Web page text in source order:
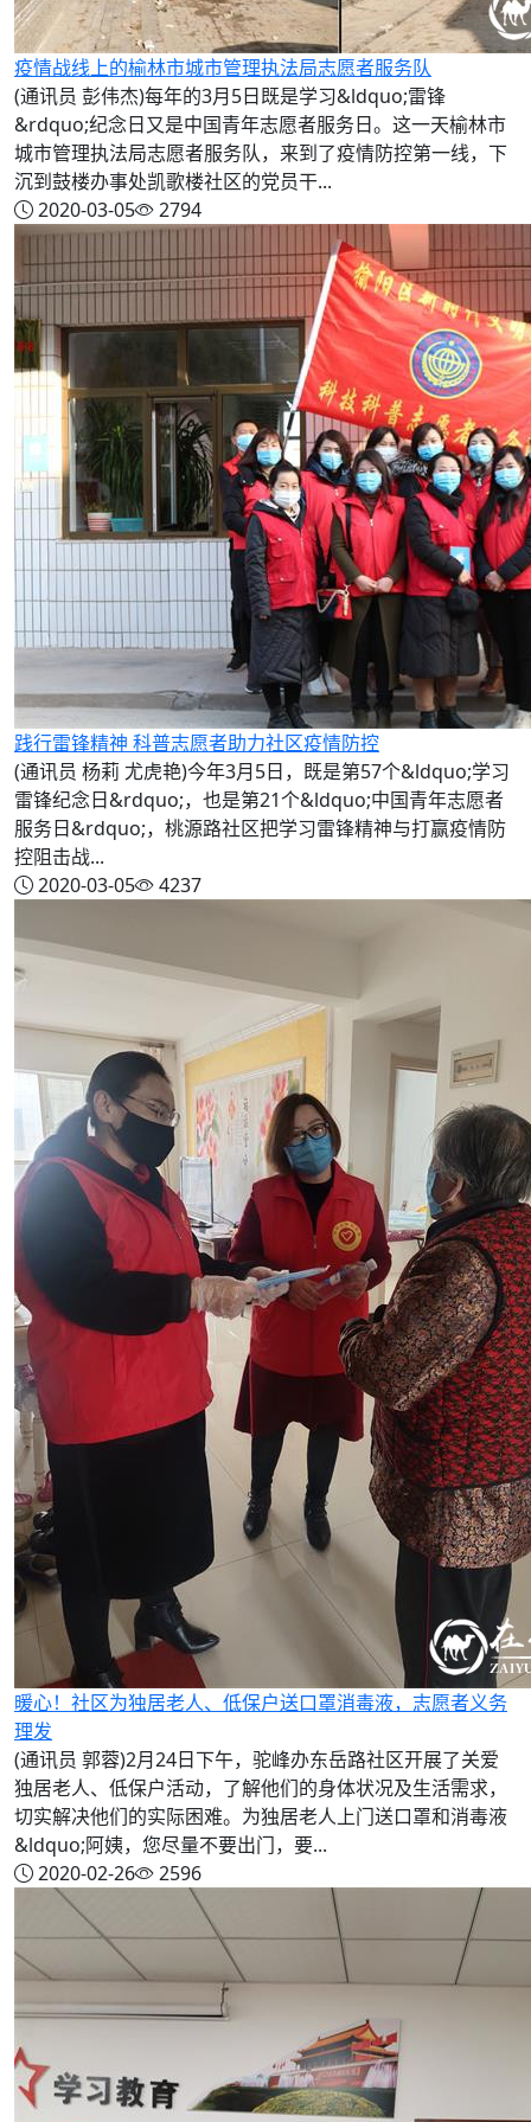
疫情战线上的榆林市城市管理执法局志愿者服务队
(通讯员 彭伟杰)每年的3月5日既是学习&ldquo;雷锋
&rdquo;纪念日又是中国青年志愿者服务日。这一天榆林市
城市管理执法局志愿者服务队，来到了疫情防控第一线，下
沉到鼓楼办事处凯歌楼社区的党员干...
2020-03-05
2794
践行雷锋精神 科普志愿者助力社区疫情防控
(通讯员 杨莉 尤虎艳)今年3月5日，既是第57个&ldquo;学习
雷锋纪念日&rdquo;，也是第21个&ldquo;中国青年志愿者
服务日&rdquo;，桃源路社区把学习雷锋精神与打赢疫情防
控阻击战...
2020-03-05
4237
暖心！社区为独居老人、低保户送口罩消毒液，志愿者义务
理发
(通讯员 郭蓉)2月24日下午，驼峰办东岳路社区开展了关爱
独居老人、低保户活动，了解他们的身体状况及生活需求，
切实解决他们的实际困难。为独居老人上门送口罩和消毒液
&ldquo;阿姨，您尽量不要出门，要...
2020-02-26
2596